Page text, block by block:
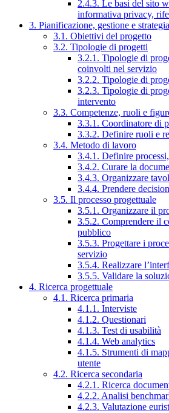
2.4.3. Le basi del sito
informativa privacy,
3. Pianificazione, gestione e strategia
3.1. Obiettivi del progetto
3.2. Tipologie di progetti
3.2.1. Tipologie di
coinvolti nel servizio
3.2.2. Tipologie di
3.2.3. Tipologie di
intervento
3.3. Competenze, ruoli e
3.3.1. Coordinatore di
3.3.2. Definire ruoli e
3.4. Metodo di lavoro
3.4.1. Definire
3.4.2. Curare la
3.4.3. Organizzare
3.4.4. Prendere
3.5. Il processo progettuale
3.5.1. Organizzare il
3.5.2. Comprendere il
pubblico
3.5.3. Progettare i
servizio
3.5.4. Realizzare
3.5.5. Validare la
4. Ricerca progettuale
4.1. Ricerca primaria
4.1.1. Interviste
4.1.2. Questionari
4.1.3. Test di usabilità
4.1.4. Web analytics
4.1.5. Strumenti di
utente
4.2. Ricerca secondaria
4.2.1. Ricerca
4.2.2. Analisi
4.2.3. Valutazione